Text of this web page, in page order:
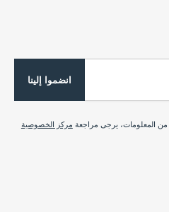
انضموا إلينا
من المعلومات، يرجى مراجعة مركز الخصوصية